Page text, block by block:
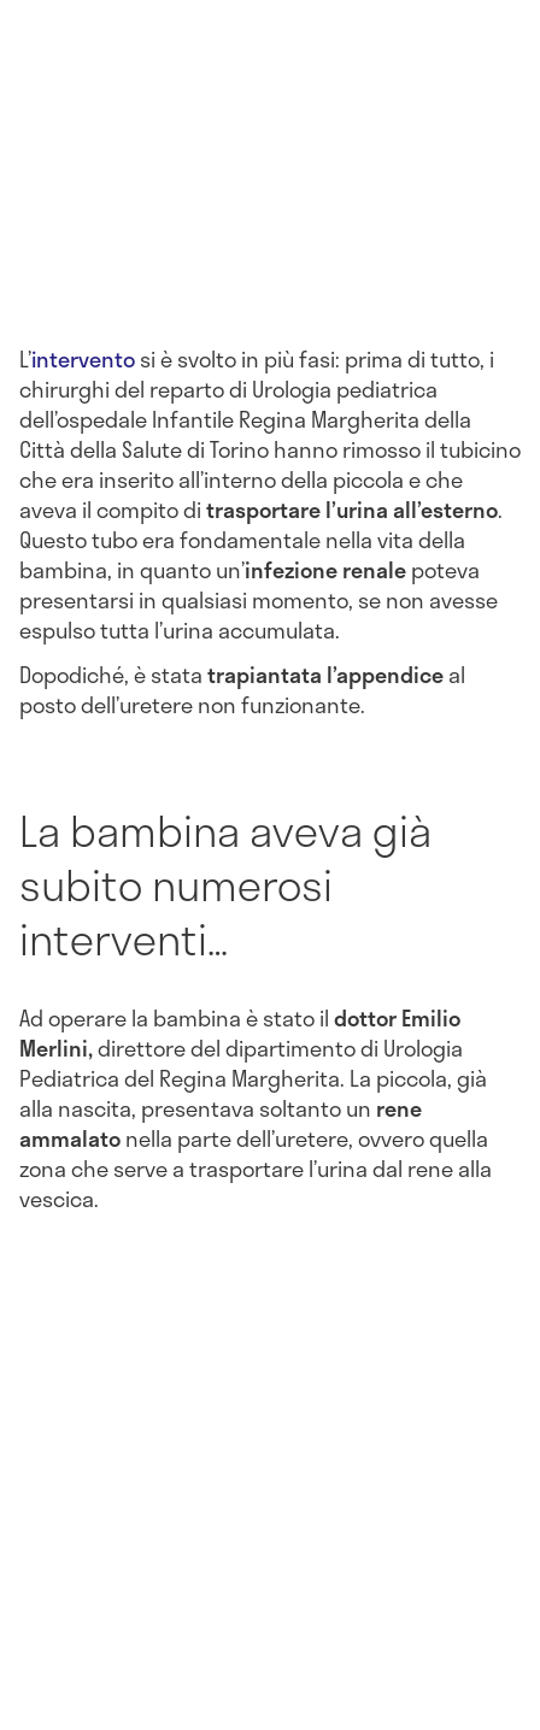
L’interventosi è svolto in più fasi: prima di tutto, i
chirurghi del reparto di Urologia pediatrica
dell’ospedale Infantile Regina Margherita della
Città della Salute di Torino hanno rimosso il tubicino
che era inserito all’interno della piccola e che
aveva il compito ditrasportare l’urina all’esterno.
Questo tubo era fondamentale nella vita della
bambina, in quanto un’infezione renalepoteva
presentarsi in qualsiasi momento, se non avesse
espulso tutta l’urina accumulata.
Dopodiché, è statatrapiantata l’appendiceal
posto dell’uretere non funzionante.
La bambina aveva già
subito numerosi
interventi…
Ad operare la bambina è stato ildottor Emilio
Merlini,direttore del dipartimento di Urologia
Pediatrica del Regina Margherita. La piccola, già
alla nascita, presentava soltanto un rene
ammalatonella parte dell’uretere, ovvero quella
zona che serve a trasportare l’urina dal rene alla
vescica.